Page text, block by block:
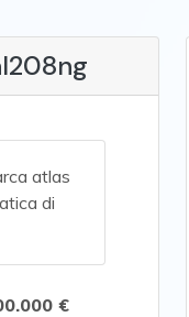
atlas
di
€